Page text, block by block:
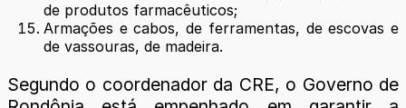
de produtos farmacêuticos;
Armações e cabos, de ferramentas, de escovas e
de vassouras, de madeira.
Segundo o coordenador da CRE, o Governo de